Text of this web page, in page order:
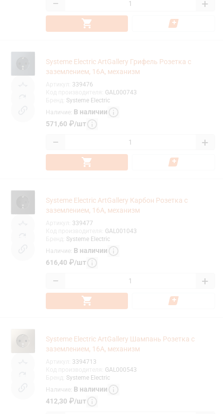
− +
Systeme Electric ArtGallery Грифель Розетка с
заземлением, 16А, механизм
339476
GAL000743
Systeme Electric
Наличие: В наличии
571,60 ₽/шт
− +
Systeme Electric ArtGallery Карбон Розетка с
заземлением, 16А, механизм
339477
GAL001043
Systeme Electric
Наличие: В наличии
616,40 ₽/шт
− +
Systeme Electric ArtGallery Шампань Розетка с
заземлением, 16А, механизм
3394713
GAL000543
Systeme Electric
Наличие: В наличии
412,30 ₽/шт